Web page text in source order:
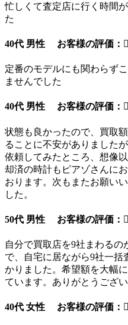
忙しくて査定店に行く時間
た
40代 男性 お客様の評価：
定番のモデルにも関わらず
ませんでした
40代 男性 お客様の評価：
状態も良かったので、買取
ることに不安がありました
依頼してみたところ、想像
却済の時計もピアゾさんに
おります。次もまたお願い
した。
50代 男性 お客様の評価：
自分で買取店を9社まわる
で、自宅に居ながら9社一括
かりました。希望額を大幅
ています。ありがとうござい
40代 女性 お客様の評価：